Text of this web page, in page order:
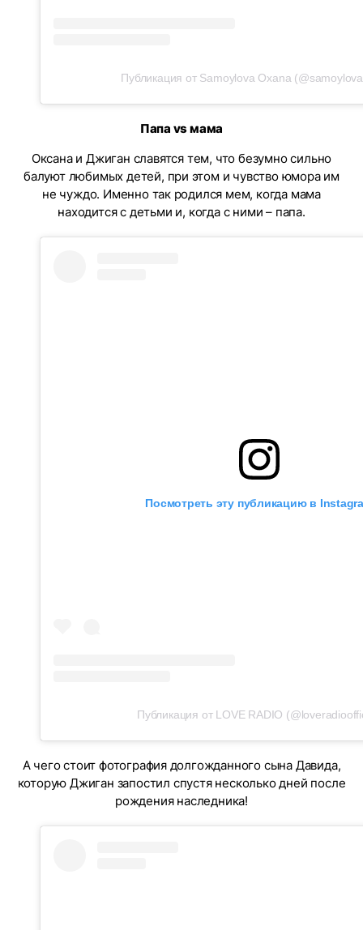
Публикация от Samoylova Oxana
Папа vs мама
Оксана и Джиган славятся тем, что безумно сильно
балуют любимых детей, при этом и чувство юмора им
не чуждо. Именно так родился мем, когда мама
находится с детьми и, когда с ними – папа.
Посмотреть эту публикацию в
Публикация от LOVE RADIO
А чего стоит фотография долгожданного сына Давида,
которую Джиган запостил спустя несколько дней после
рождения наследника!